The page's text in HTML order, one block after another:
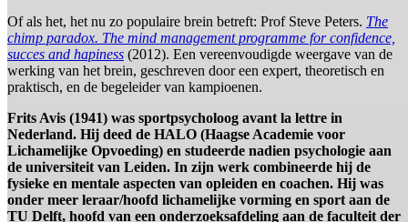
Of als het, het nu zo populaire brein betreft: Prof Steve Peters. The
chimp paradox. The mind management programme for confidence,
succes and hapiness (2012). Een vereenvoudigde weergave van de
werking van het brein, geschreven door een expert, theoretisch en
praktisch, en de begeleider van kampioenen.
Frits Avis (1941) was sportpsycholoog avant la lettre in
Nederland. Hij deed de HALO (Haagse Academie voor
Lichamelijke Opvoeding) en studeerde nadien psychologie aan
de universiteit van Leiden. In zijn werk combineerde hij de
fysieke en mentale aspecten van opleiden en coachen. Hij was
onder meer leraar/hoofd lichamelijke vorming en sport aan de
TU Delft, hoofd van een onderzoeksafdeling aan de faculteit der